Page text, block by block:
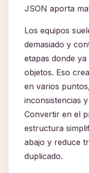
JSON aporta
Los equipos
demasiado y
etapas donde
objetos. Eso
en varios
inconsistencias
Convertir en el
estructura
abajo y reduce
duplicado.